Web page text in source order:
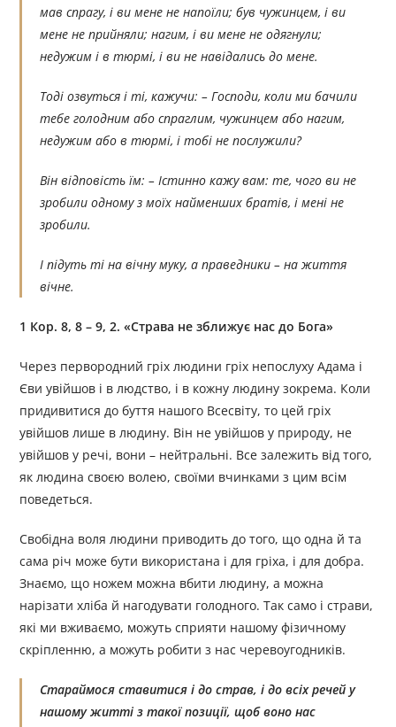
мав спрагу, і ви мене не напоїли; був чужинцем, і ви
мене не прийняли; нагим, і ви мене не одягнули;
недужим і в тюрмі, і ви не навідались до мене.
Тоді озвуться і ті, кажучи: – Господи, коли ми бачили
тебе голодним або спраглим, чужинцем або нагим,
недужим або в тюрмі, і тобі не послужили?
Він відповість їм: – Істинно кажу вам: те, чого ви не
зробили одному з моїх найменших братів, і мені не
зробили.
І підуть ті на вічну муку, а праведники – на життя
вічне.
1 Кор. 8, 8 – 9, 2. «Страва не зближує нас до Бога»
Через первородний гріх людини гріх непослуху Адама і
Єви увійшов і в людство, і в кожну людину зокрема. Коли
придивитися до буття нашого Всесвіту, то цей гріх
увійшов лише в людину. Він не увійшов у природу, не
увійшов у речі, вони – нейтральні. Все залежить від того,
як людина своєю волею, своїми вчинками з цим всім
поведеться.
Свобідна воля людини приводить до того, що одна й та
сама річ може бути використана і для гріха, і для добра.
Знаємо, що ножем можна вбити людину, а можна
нарізати хліба й нагодувати голодного. Так само і страви,
які ми вживаємо, можуть сприяти нашому фізичному
скріпленню, а можуть робити з нас черевоугодників.
Стараймося ставитися і до страв, і до всіх речей у
нашому житті з такої позиції, щоб воно нас